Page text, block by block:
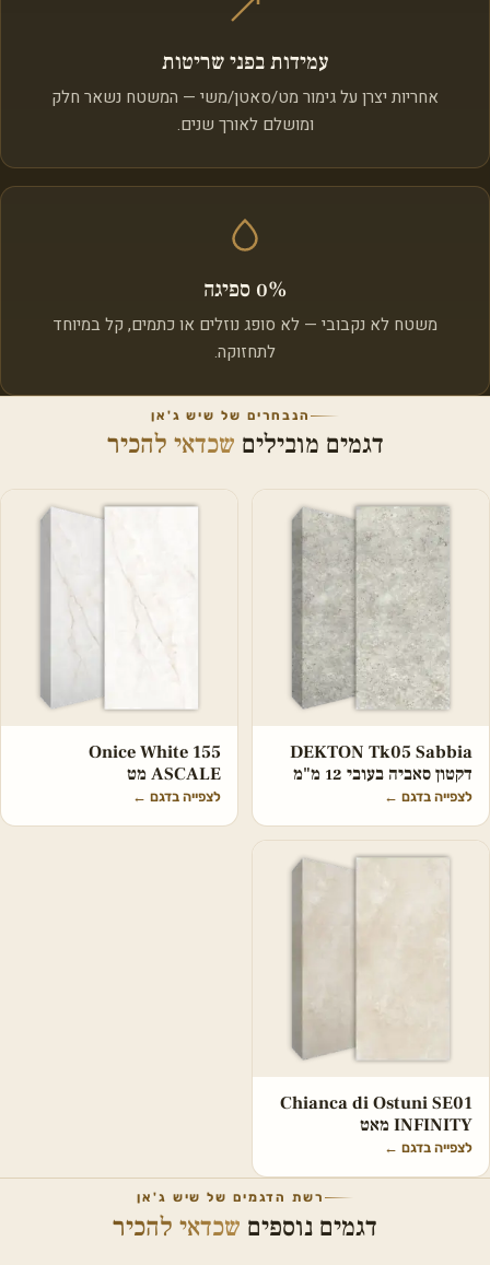
עמידות בפני שריטות
אחריות יצרן על גימור מט/סאטן/משי — המשטח נשאר חלק
ומושלם לאורך שנים.
0% ספיגה
משטח לא נקבובי — לא סופג נוזלים או כתמים, קל במיוחד
לתחזוקה.
הנבחרים של שיש ג'אן
דגמים מובילים שכדאי להכיר
DEKTON Tk05 Sabbia
דקטון סאביה בעובי 12 מ"מ
לצפייה בדגם ←
Onice White 155
ASCALE מט
לצפייה בדגם ←
Chianca di Ostuni SE01
INFINITY מאט
לצפייה בדגם ←
רשת הדגמים של שיש ג'אן
דגמים נוספים שכדאי להכיר